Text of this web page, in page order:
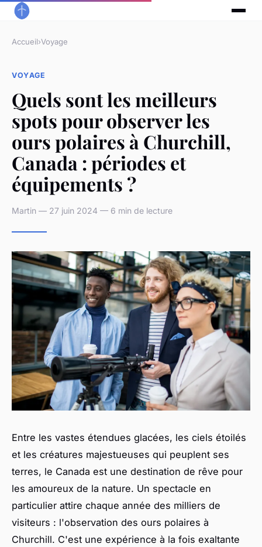
Accueil›Voyage
VOYAGE
Quels sont les meilleurs
spots pour observer les
ours polaires à Churchill,
Canada : périodes et
équipements ?
Martin — 27 juin 2024 — 6 min de lecture
Entre les vastes étendues glacées, les ciels étoilés
et les créatures majestueuses qui peuplent ses
terres, le Canada est une destination de rêve pour
les amoureux de la nature. Un spectacle en
particulier attire chaque année des milliers de
visiteurs : l'observation des ours polaires à
Churchill. C'est une expérience à la fois exaltante